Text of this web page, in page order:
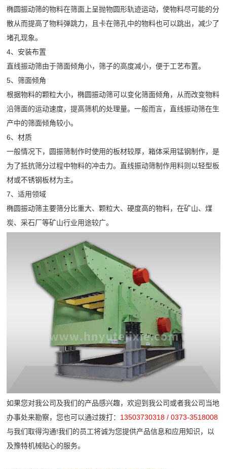
网
时
场
72
内
处
现
的
问
题
传
片
介
简
介
业
简
文
化
荣
誉
资
质
系
椭圆振动筛的物料在筛面上呈抛物圆形轨迹运动，使物料尽可能的分
散从而提高了物料弹跳力，且卡在筛孔中的物料也可以跳出，减少了
堵孔现象。
4、安装布置
直线振动筛由于筛面倾角小，筛子的高度减小，便于工艺布置。
5、筛面倾角
根据物料的颗粒大小，椭圆振动筛可以变化筛面倾角，从而改变物料
沿筛面的运动速度，提高筛机的处理量。一般而言，直线振动筛在生
产中的筛面倾角较小。
6、材质
一般情况下，圆振筛制作时使用的板材较厚，箱体采用锰钢制作，是
为了抵抗筛分过程中物料的冲击力。直线振动筛制作用料则以轻型板
材或不锈钢板材为主。
7、适用领域
椭圆振动筛主要筛分比重大、颗粒大、硬度高的物料，在矿山、煤
炭、采石厂等矿山行业用途较广。
如果您对我公司及我们的产品感兴趣，欢迎到我公司或者我公司当地
办事处来勘察，您也可以通过拨打： 13503730318 / 0373-3518008
与我们取得沟通!我们的员工将诚为您提供产品信息和应用知识，以
及豫特机械贴心的服务。